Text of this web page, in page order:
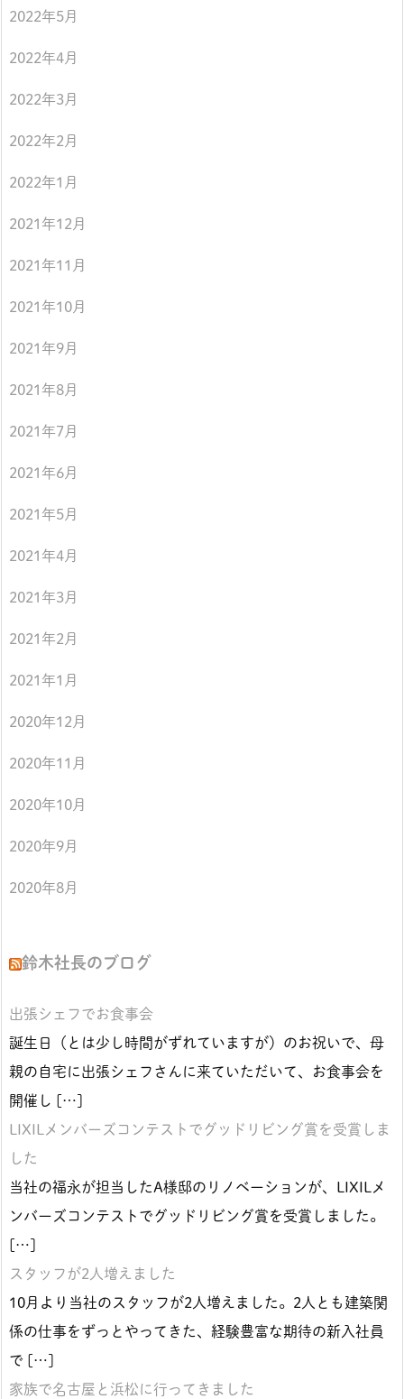
2022年5月
2022年4月
2022年3月
2022年2月
2022年1月
2021年12月
2021年11月
2021年10月
2021年9月
2021年8月
2021年7月
2021年6月
2021年5月
2021年4月
2021年3月
2021年2月
2021年1月
2020年12月
2020年11月
2020年10月
2020年9月
2020年8月
鈴木社長のブログ
出張シェフでお食事会
誕生日（とは少し時間がずれていますが）のお祝いで、母
親の自宅に出張シェフさんに来ていただいて、お食事会を
開催し […]
LIXILメンバーズコンテストでグッドリビング賞を受賞しま
した
当社の福永が担当したA様邸のリノベーションが、LIXILメ
ンバーズコンテストでグッドリビング賞を受賞しました。
[…]
スタッフが2人増えました
10月より当社のスタッフが2人増えました。2人とも建築関
係の仕事をずっとやってきた、経験豊富な期待の新入社員
で […]
家族で名古屋と浜松に行ってきました